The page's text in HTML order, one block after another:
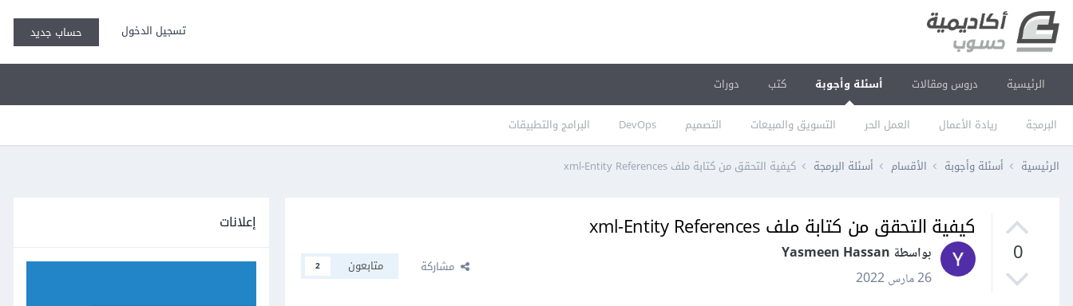
تسجيل الدخول حساب جديد
الرئيسية دروس ومقالات أسئلة وأجوبة
البرمجة ريادة الأعمال العمل الحر التسويق والمبيعات التصميم DevOps البرامج والتطبيقات
كتب دورات
الرئيسية أسئلة وأجوبة الأقسام أسئلة البرمجة كيفية التحقق من كتابة ملف xml-Entity References
0
كيفية التحقق من كتابة ملف xml-Entity References
بواسطة Yasmeen Hassan
26 مارس 2022
مشاركة متابعون 2
إعلانات